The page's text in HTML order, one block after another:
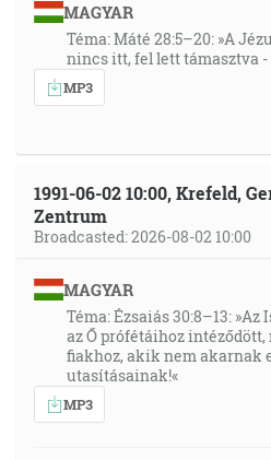
MAGYAR
Téma: Máté 28:5–20: »A
nincs itt, fel lett támasztva -
MP3
1991-06-02 10:00, Krefeld,
Zentrum
Broadcasted: 2026-08-02 10:00
MAGYAR
Téma: Ézsaiás 30:8–13:
az Ő prófétáihoz
fiakhoz, akik nem akarnak
utasításainak!«
MP3